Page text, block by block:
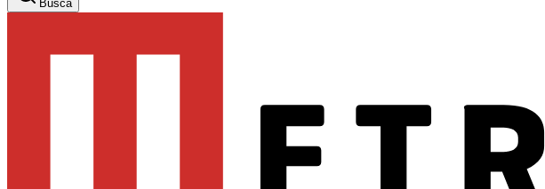
Busca